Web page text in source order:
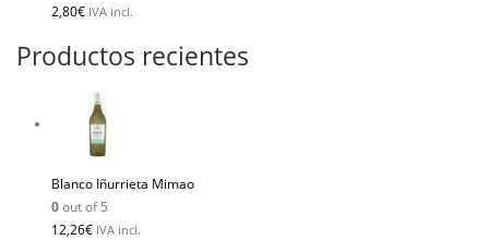
2,80€ IVA incl.
Productos recientes
Blanco Iñurrieta Mimao
0out of 5
12,26€ IVA incl.